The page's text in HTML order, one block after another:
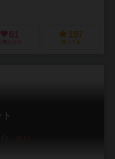
61
お気に入り
197
持ってる
6.2